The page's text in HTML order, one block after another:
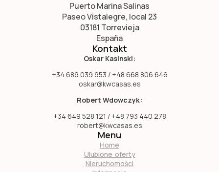
Puerto Marina Salinas
Paseo Vistalegre, local 23
03181 Torrevieja
España
Kontakt
Oskar Kasinski:
+34 689 039 953 / +48 668 806 646
oskar@kwcasas.es
Robert Wdowczyk:
+34 649 528 121 / +48 793 440 278
robert@kwcasas.es
Menu
Home
Ulubione oferty
Nieruchomości